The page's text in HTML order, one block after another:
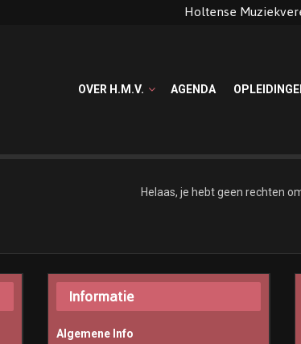
Holtense
OVER H.M.V. AGENDA
Helaas, je hebt geen rechten
Informatie
Algemene Info